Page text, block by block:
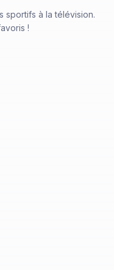
sportifs à la télévision.
!